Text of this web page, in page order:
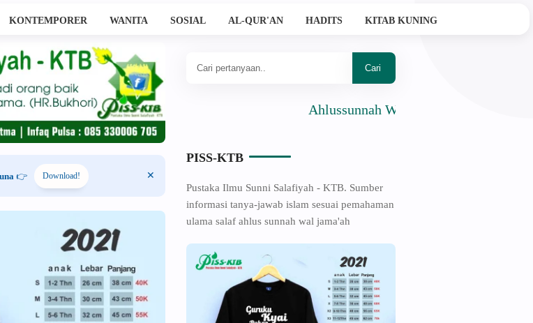
KONTEMPORER WANITA SOSIAL AL-QUR'AN HADITS KITAB KUNING
👉 Download!
Ahlussunnah Wal Jama'ah
PISS-KTB
Pustaka Ilmu Sunni Salafiyah - KTB. Sumber
informasi tanya-jawab islam sesuai pemahaman
ulama salaf ahlus sunnah wal jama'ah